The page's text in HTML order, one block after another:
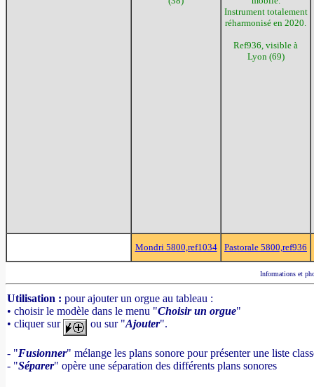
Instrument totalement
réharmonisé en 2020.
Ref936, visible à
Lyon (69)
Mondri 5800,ref1034 Pastorale 5800,ref936
Informations et
Utilisation : pour ajouter un orgue au tableau :
• choisir le modèle dans le menu "Choisir un orgue"
• cliquer sur
ou sur "Ajouter".
- "Fusionner" mélange les plans sonore pour présenter une liste
- "Séparer" opère une séparation des différents plans sonores